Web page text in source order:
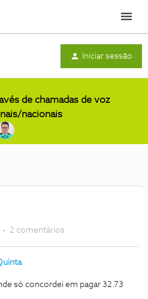
Menu
Iniciar sessão
de chamadas de voz
nacionais
2 comentários
só concordei em pagar 32.73